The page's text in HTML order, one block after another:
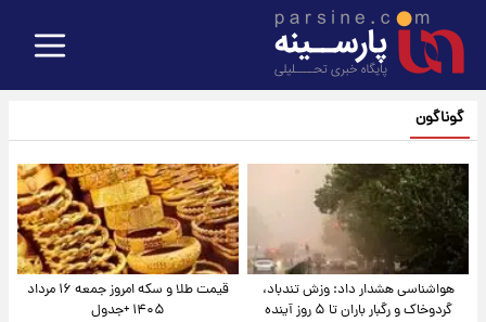
گوناگون
هواشناسی هشدار داد: وزش تندباد،
گردوخاک و رگبار باران تا ۵ روز آینده
قیمت طلا و سکه امروز جمعه ۱۶ مرداد
۱۴۰۵ +جدول